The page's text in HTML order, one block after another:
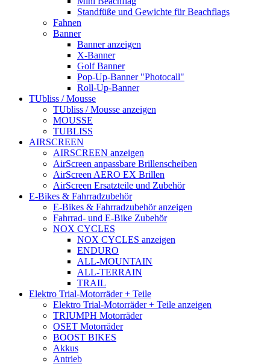
Standfüße und Gewichte für Beachflags
Fahnen
Banner
Banner anzeigen
X-Banner
Golf Banner
Pop-Up-Banner "Photocall"
Roll-Up-Banner
TUbliss / Mousse
TUbliss / Mousse anzeigen
MOUSSE
TUBLISS
AIRSCREEN
AIRSCREEN anzeigen
AirScreen anpassbare Brillenscheiben
AirScreen AERO EX Brillen
AirScreen Ersatzteile und Zubehör
E-Bikes & Fahrradzubehör
E-Bikes & Fahrradzubehör anzeigen
Fahrrad- und E-Bike Zubehör
NOX CYCLES
NOX CYCLES anzeigen
ENDURO
ALL-MOUNTAIN
ALL-TERRAIN
TRAIL
Elektro Trial-Motorräder + Teile
Elektro Trial-Motorräder + Teile anzeigen
TRIUMPH Motorräder
OSET Motorräder
BOOST BIKES
Akkus
Antrieb